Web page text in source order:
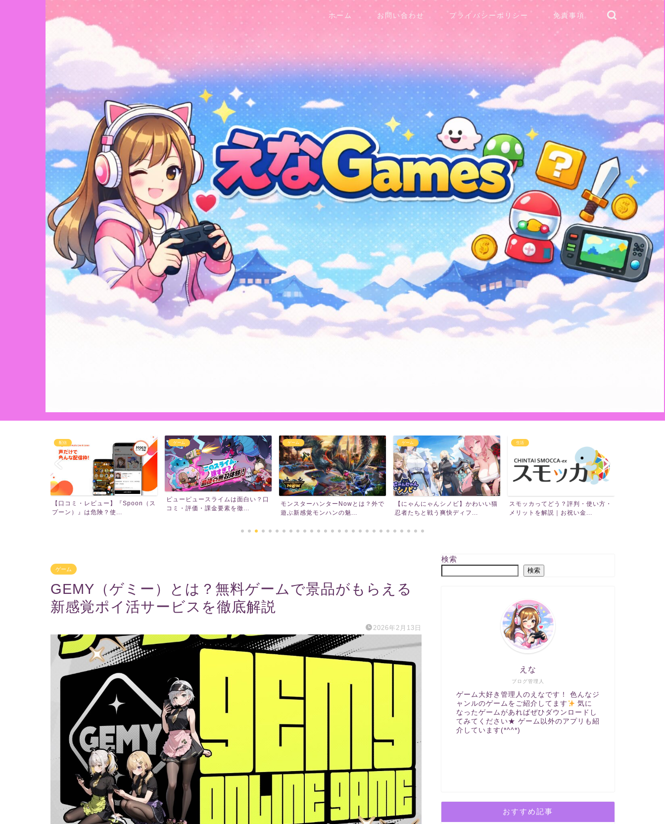
ホーム お問い合わせ プライバシーポリシー 免責事項
配信
【口コミ・レビュー】『Spoon（ス
プーン）』は危険？使...
ゲーム
ピューピュースライムは面白い？口
コミ・評価・課金要素を徹...
ゲーム
モンスターハンターNowとは？外で
遊ぶ新感覚モンハンの魅...
ゲーム
【にゃんにゃんシノビ】かわいい猫
忍者たちと戦う爽快ディフ...
生活
スモッカってどう？評判・使い方・
メリットを解説｜お祝い金...
ゲーム
GEMY（ゲミー）とは？無料ゲームで景品がもらえる
新感覚ポイ活サービスを徹底解説
2026年2月13日
検索
検索
ブログ管理人
えな
ゲーム大好き管理人のえなです！ 色んなジ
ャンルのゲームをご紹介してます
気に
なったゲームがあればぜひダウンロードし
てみてください★ ゲーム以外のアプリも紹
介しています(*^^*)
おすすめ記事